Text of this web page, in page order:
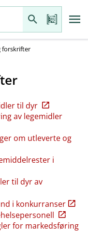
forskrifter
til dyr
av legemidler
om utleverte og
i
til dyr av
i konkurranser
for markedsføring